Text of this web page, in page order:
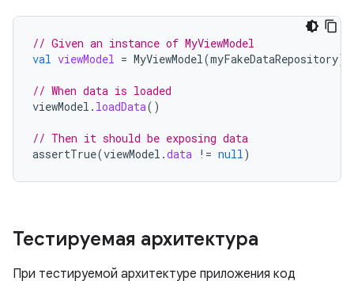
// Given an instance of MyViewModel
val viewModel = MyViewModel (myFakeDataRepository)
// When data is loaded
viewModel . loadData()
// Then it should be exposing data
assertTrue(viewModel .data != null )
Тестируемая архитектура
При тестируемой архитектуре приложения код